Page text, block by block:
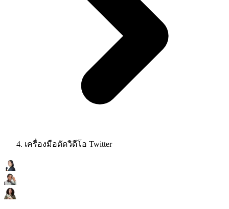
เครื่องมือตัดวิดีโอ Twitter